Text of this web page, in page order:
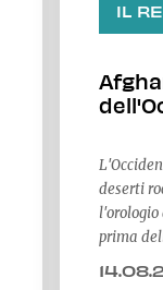
IL
deserti
prima